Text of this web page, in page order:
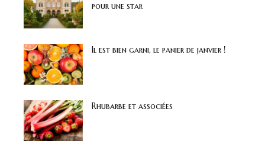
pour une star
Il est bien garni, le panier de janvier !
Rhubarbe et associées